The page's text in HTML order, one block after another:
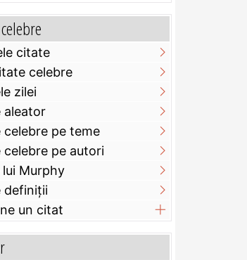
citate
celebre
zilei
aleator
celebre pe teme
celebre pe autori
lui Murphy
definiţii
un citat